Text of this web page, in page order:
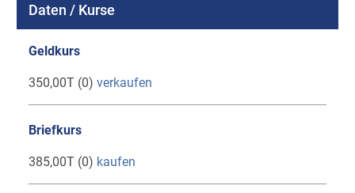
Daten / Kurse
Geldkurs
350,00T (0) verkaufen
Briefkurs
385,00T (0) kaufen